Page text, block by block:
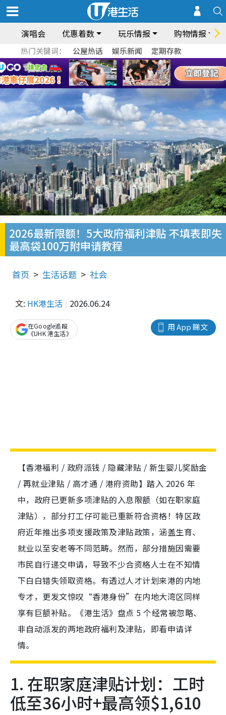
演唱会 优惠着数 玩乐情报 购物情报
热门关键词： 公屋热话 娱乐新闻 定期存款
2026最新限额！5大政府福利津贴 不填表即失
最高袋100万附申请教程
首页 生活话题 社会
文: HK港生活 2026.06.24
用 App 睇文
在Google追蹤
《UHK 港生活》
【香港福利 / 政府派钱 / 隐藏津贴 / 新生婴儿奖励金
/ 再就业津贴 / 高才通 / 港府资助】踏入 2026 年
中，政府已更新多项津贴的入息限额（如在职家庭
津贴），部分打工仔可能已重新符合资格！特区政
府近年推出多项支援政策及津贴政策，涵盖生育、
就业以至安老等不同范畴。然而，部分措施因需要
市民自行递交申请，导致不少合资格人士在不知情
下白白错失领取资格。有透过人才计划来港的内地
专才，更发文惊叹“香港身份”在内地大湾区同样
享有巨额补贴。《港生活》盘点 5 个经常被忽略、
非自动派发的两地政府福利及津贴，即看申请详
情。
1. 在职家庭津贴计划：工时
低至36小时+最高领$1,610